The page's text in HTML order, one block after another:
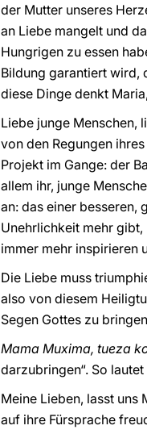
der Mutter unseres
an Liebe mangelt und
Hungrigen zu essen
Bildung garantiert wird,
diese Dinge denkt
Liebe junge Menschen,
von den Regungen
Projekt im Gange: der
allem ihr, junge
an: das einer besseren,
Unehrlichkeit mehr
immer mehr inspirieren
Die Liebe muss
also von diesem
Segen Gottes zu
Mama Muxima, tueza
darzubringen“. So
Meine Lieben, lasst uns
auf ihre Fürsprache